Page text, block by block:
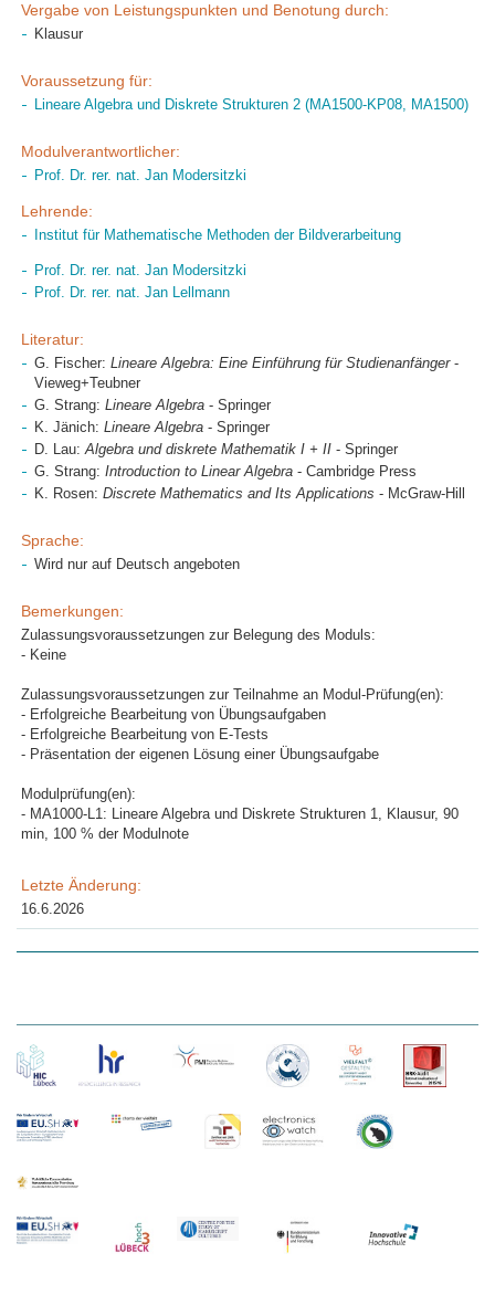
Vergabe von Leistungspunkten und Benotung durch:
Klausur
Voraussetzung für:
Lineare Algebra und Diskrete Strukturen 2 (MA1500-KP08, MA1500)
Modulverantwortlicher:
Prof. Dr. rer. nat. Jan Modersitzki
Lehrende:
Institut für Mathematische Methoden der Bildverarbeitung
Prof. Dr. rer. nat. Jan Modersitzki
Prof. Dr. rer. nat. Jan Lellmann
Literatur:
G. Fischer: Lineare Algebra: Eine Einführung für Studienanfänger-
Vieweg+Teubner
G. Strang: Lineare Algebra - Springer
K. Jänich: Lineare Algebra - Springer
D. Lau:Algebra und diskrete Mathematik I + II - Springer
G. Strang: Introduction to Linear Algebra - Cambridge Press
K. Rosen: Discrete Mathematics and Its Applications - McGraw-Hill
Sprache:
Wird nur auf Deutsch angeboten
Bemerkungen:
Zulassungsvoraussetzungen zur Belegung des Moduls:
- Keine
Zulassungsvoraussetzungen zur Teilnahme an Modul-Prüfung(en):
- Erfolgreiche Bearbeitung von Übungsaufgaben
- Erfolgreiche Bearbeitung von E-Tests
- Präsentation der eigenen Lösung einer Übungsaufgabe
Modulprüfung(en):
- MA1000-L1: Lineare Algebra und Diskrete Strukturen 1, Klausur, 90
min, 100 % der Modulnote
Letzte Änderung:
16.6.2026